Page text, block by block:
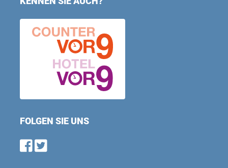
FOLGEN SIE UNS
Find us on Facebook
Follow us on Twitter